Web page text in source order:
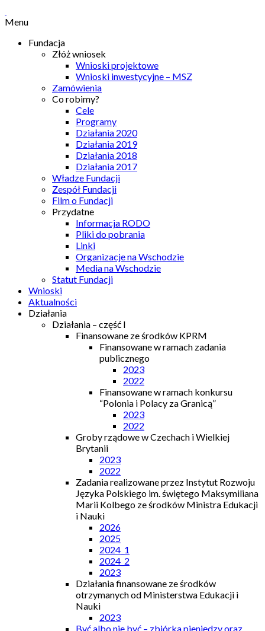
Menu
Fundacja
Złóż wniosek
Wnioski projektowe
Wnioski inwestycyjne – MSZ
Zamówienia
Co robimy?
Cele
Programy
Działania 2020
Działania 2019
Działania 2018
Działania 2017
Władze Fundacji
Zespół Fundacji
Film o Fundacji
Przydatne
Informacja RODO
Pliki do pobrania
Linki
Organizacje na Wschodzie
Media na Wschodzie
Statut Fundacji
Wnioski
Aktualności
Działania
Działania – część I
Finansowane ze środków KPRM
Finansowane w ramach zadania
publicznego
2023
2022
Finansowane w ramach konkursu
“Polonia i Polacy za Granicą”
2023
2022
Groby rządowe w Czechach i Wielkiej
Brytanii
2023
2022
Zadania realizowane przez Instytut Rozwoju
Języka Polskiego im. świętego Maksymiliana
Marii Kolbego ze środków Ministra Edukacji
i Nauki
2026
2025
2024_1
2024_2
2023
Działania finansowane ze środków
otrzymanych od Ministerstwa Edukacji i
Nauki
2023
Być albo nie być – zbiórka pieniędzy oraz